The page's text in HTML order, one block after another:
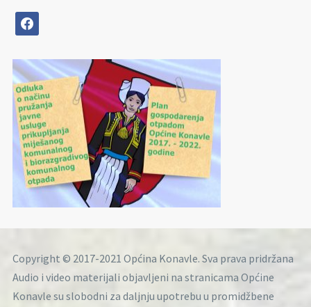
facebook
Copyright © 2017-2021 Općina Konavle. Sva prava pridržana
Audio i video materijali objavljeni na stranicama Općine
Konavle su slobodni za daljnju upotrebu u promidžbene